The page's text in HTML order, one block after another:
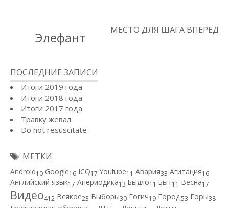
Элефант МЕСТО ДЛЯ ШАГА ВПЕРЕД
ПОСЛЕДНИЕ ЗАПИСИ
Итоги 2019 года
Итоги 2018 года
Итоги 2017 года
Травку жевал
Do not resuscitate
МЕТКИ
Android10 Google16 ICQ17 Youtube11 Авария33 Агитация16
Английский язык17 Апериодика13 Быдло11 Быт11 Весна17
Видео412 Всякое23 Выборы30 Гогич19 Город53 Горы38